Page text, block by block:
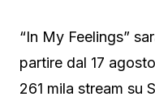
“In My Feelings”
partire dal 17
261 mila stream su